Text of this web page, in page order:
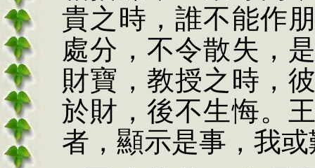
貴之時，誰不能作
處分，不令散失，
財寶，教授之時，
於財，後不生悔。
者，顯示是事，我